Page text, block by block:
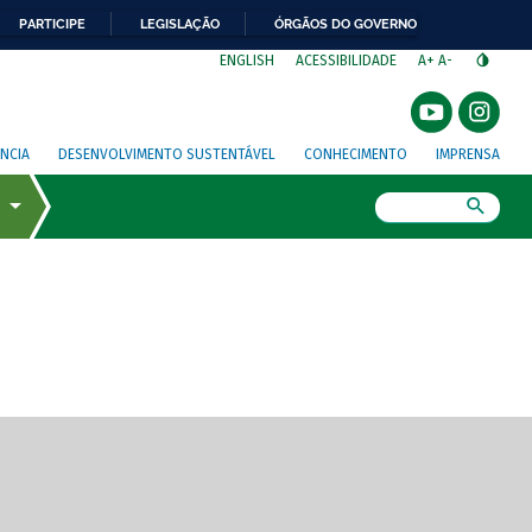
PARTICIPE LEGISLAÇÃO ÓRGÃOS DO GOVERNO
ENGLISH ACESSIBILIDADE A+ A-
DESENVOLVIMENTO SUSTENTÁVEL CONHECIMENTO IMPRENSA
de tela